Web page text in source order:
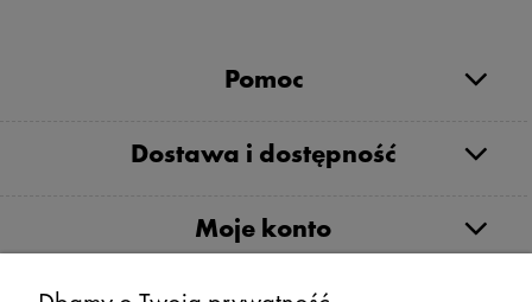
Pomoc
Dostawa i dostępność
Moje konto